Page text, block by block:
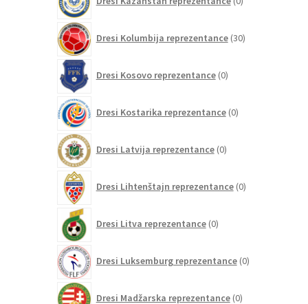
izdelkov
Dresi Kolumbija reprezentance 30izdelkov
Dresi Kosovo reprezentance 0izdelkov
Dresi Kostarika reprezentance 0izdelkov
Dresi Latvija reprezentance 0izdelkov
Dresi Lihtenštajn reprezentance 0izdelkov
Dresi Litva reprezentance 0izdelkov
Dresi Luksemburg reprezentance 0izdelkov
Dresi Madžarska reprezentance 0